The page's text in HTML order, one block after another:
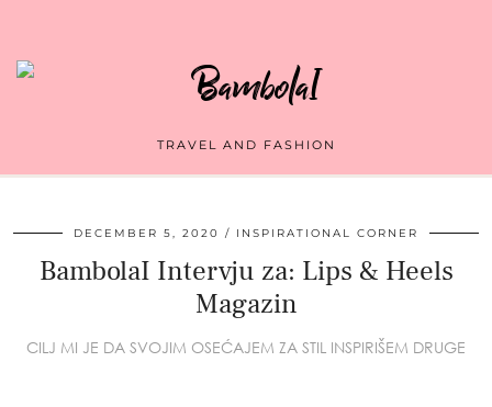
TRAVEL AND FASHION
DECEMBER 5, 2020 INSPIRATIONAL CORNER
BambolaI Intervju za: Lips & Heels
Magazin
CILJ MI JE DA SVOJIM OSEĆAJEM ZA STIL INSPIRIŠEM DRUGE